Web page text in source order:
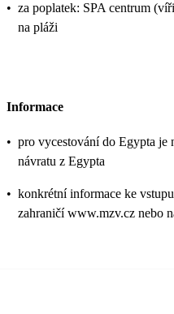
• za poplatek: SPA centrum
na pláži
Informace
• pro vycestování do Egypta je
návratu z Egypta
• konkrétní informace ke
zahraničí www.mzv.cz nebo